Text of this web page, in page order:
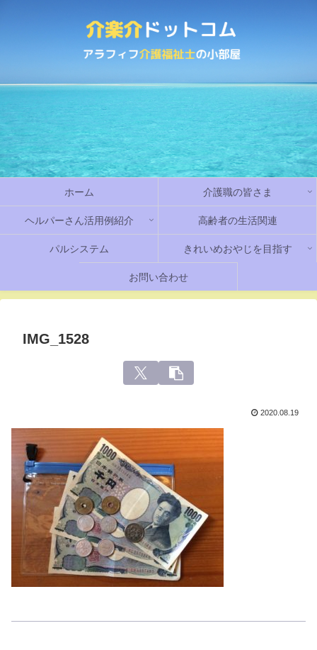
ホーム 介護職の皆さま
ヘルパーさん活用例紹介 高齢者の生活関連
パルシステム きれいめおやじを目指す
お問い合わせ
IMG_1528
2020.08.19